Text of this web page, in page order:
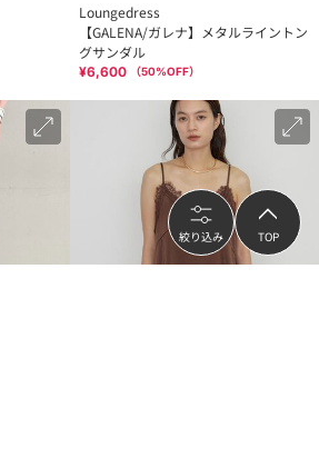
Loungedress
【GALENA/ガレナ】メタルライントン
グサンダル
¥6,600 （50%OFF）
絞り込み TOP